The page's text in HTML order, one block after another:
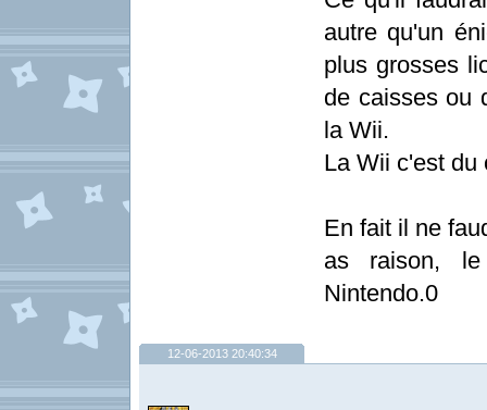
autre qu'un
plus grosses
de caisses ou
la Wii.
La Wii c'est du
En fait il ne
as raison,
Nintendo.0
12-06-2013 20:40:34